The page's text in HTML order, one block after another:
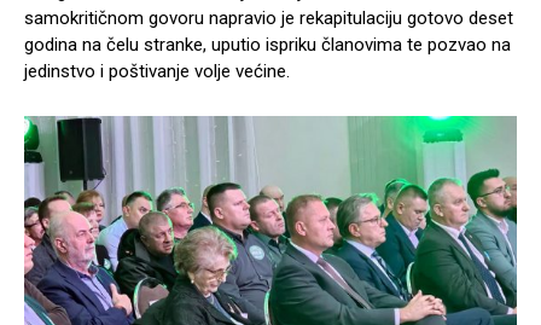
samokritičnom govoru napravio je rekapitulaciju gotovo deset
godina na čelu stranke, uputio ispriku članovima te pozvao na
jedinstvo i poštivanje volje većine.